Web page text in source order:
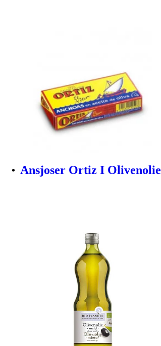
Ansjoser Ortiz I Olivenolie